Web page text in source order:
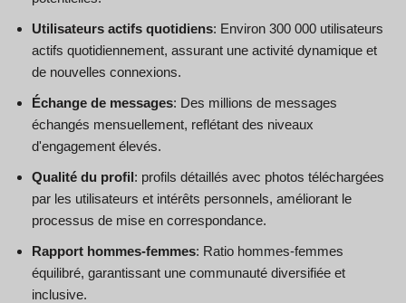
Utilisateurs actifs quotidiens: Environ 300 000 utilisateurs
actifs quotidiennement, assurant une activité dynamique et
de nouvelles connexions.
Échange de messages: Des millions de messages
échangés mensuellement, reflétant des niveaux
d'engagement élevés.
Qualité du profil: profils détaillés avec photos téléchargées
par les utilisateurs et intérêts personnels, améliorant le
processus de mise en correspondance.
Rapport hommes-femmes: Ratio hommes-femmes
équilibré, garantissant une communauté diversifiée et
inclusive.